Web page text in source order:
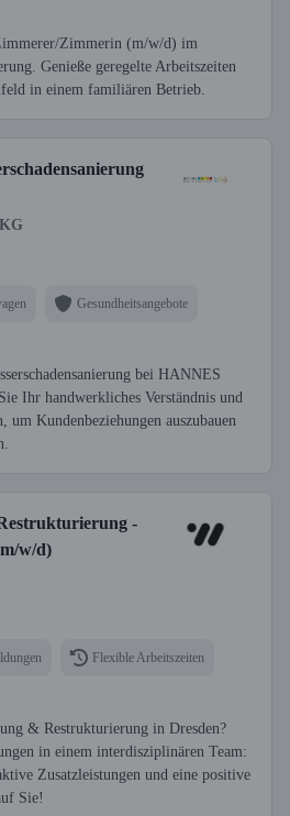
Zimmerin (m/w/d) im
Genieße geregelte Arbeitszeiten
in einem familiären Betrieb.
Gesundheitsangebote
bei HANNES
Ihr handwerkliches Verständnis und
um Kundenbeziehungen auszubauen
-
w/d)
Flexible Arbeitszeiten
& Restrukturierung in Dresden?
in einem interdisziplinären Team:
Zusatzleistungen und eine positive
Sie!